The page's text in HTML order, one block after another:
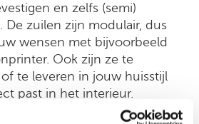
en zelfs (semi)
zuilen zijn modulair, dus
wensen met bijvoorbeeld
Ook zijn ze te
te leveren in jouw huisstijl
past in het interieur.
demo of prijsopgave?